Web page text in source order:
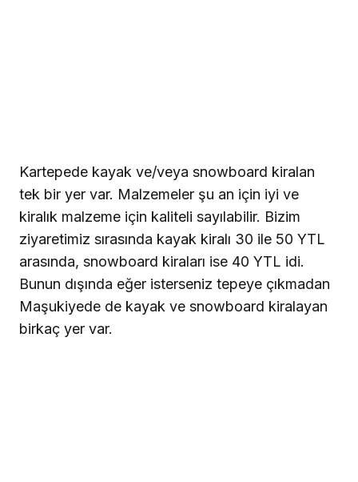
Kartepede kayak ve/veya snowboard kiralan
tek bir yer var. Malzemeler şu an için iyi ve
kiralık malzeme için kaliteli sayılabilir. Bizim
ziyaretimiz sırasında kayak kiralı 30 ile 50 YTL
arasında, snowboard kiraları ise 40 YTL idi.
Bunun dışında eğer isterseniz tepeye çıkmadan
Maşukiyede de kayak ve snowboard kiralayan
birkaç yer var.